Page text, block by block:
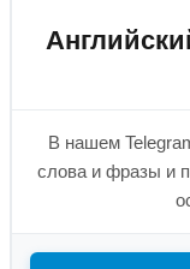
В нашем
слова и фразы и